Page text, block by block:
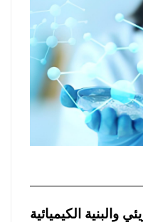
والبنية الكيميائية